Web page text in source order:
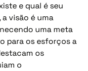
e qual é seu
visão é uma
uma meta
para os esforços a
os
o